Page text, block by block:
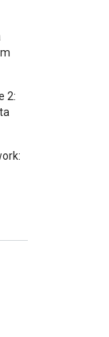
2: